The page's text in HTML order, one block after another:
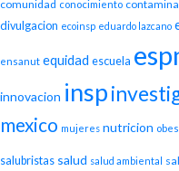
comunidad conocimiento
divulgacion ecoinsp eduardo lazcano
ensanut equidad escuela
innovacion insp
mexico mujeres nutricion
salubristas salud salud ambiental